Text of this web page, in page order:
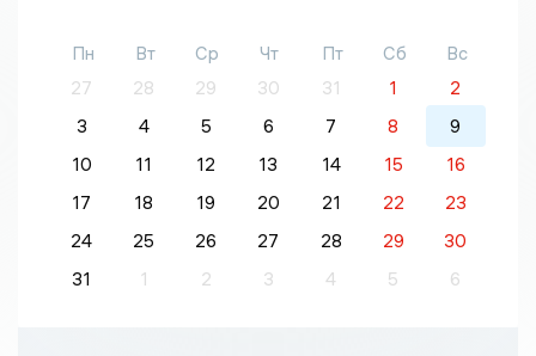
Пн Вт Ср Чт Пт Сб
Вс
27
28 29 30 31 1
2
3
4 5 6 7 8
9
10
11 12 13 14 15
16
17
18 19 20 21 22
23
24
25 26 27 28 29
30
31
1 2 3 4 5 6